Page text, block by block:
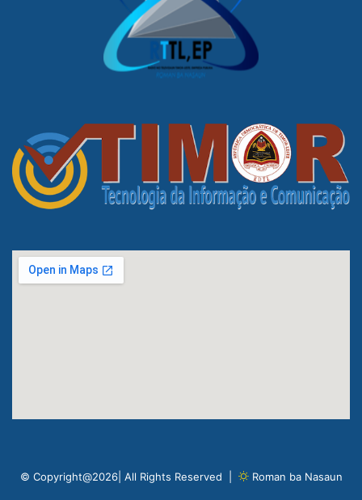
© Copyright@2026| All Rights Reserved | Roman ba Nasaun